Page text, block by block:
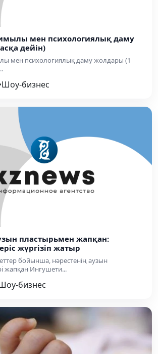
мен психологиялық даму
дейін)
мен психологиялық даму жолдары (1
Шоу-бизнес
пластырьмен жапқан:
жүргізіп жатыр
бойынша, нәрестенің аузын
жапқан Ингушети...
бизнес